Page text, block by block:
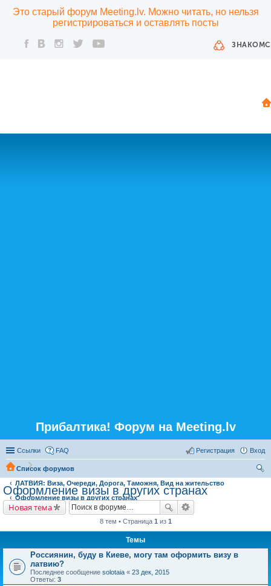
Это старый форум Meeting.lv. Можно читать, но нельзя
регистрироваться и оставлять посты
Прибалтика! Форум на Meeting.lv
Ссылки FAQ Вход
Регистрация
Список форумов
ЛАТВИЯ: Виза, Очереди, Дорога, Таможня, Вид на жительство
Оформление визы в других странах
Оформление визы в других странах
Новая тема
8 тем • Страница 1 из 1
Темы
Россиянин, буду в Киеве, могу там оформить визу в
латвию?
Последнее сообщение solotaia « 23 дек, 2015
Ответы: 3